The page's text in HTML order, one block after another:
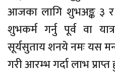
आजका लागि शुभअङ्क ३
शुभकर्म गर्नु पूर्व वा
सूर्यसुताय शनये नमः यस
गरी आरम्भ गर्दा लाभ